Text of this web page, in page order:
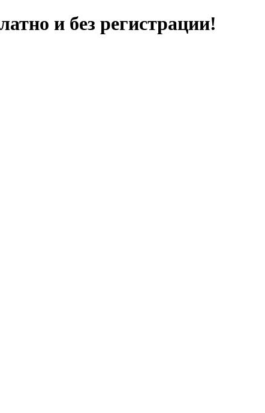
и без регистрации!